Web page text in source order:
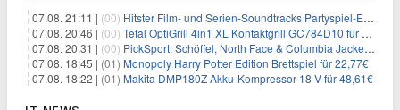
07.08. 21:11 | (00) Hitster Film- und Serien-Soundtracks Partyspiel-Erweiterung für 6,99€
07.08. 20:46 | (00) Tefal OptiGrill 4in1 XL Kontaktgrill GC784D10 für 239,99€
07.08. 20:31 | (00) PickSport: Schöffel, North Face & Columbia Jacken ab 39,60€
07.08. 18:45 | (01) Monopoly Harry Potter Edition Brettspiel für 22,77€
07.08. 18:22 | (01) Makita DMP180Z Akku-Kompressor 18 V für 48,61€